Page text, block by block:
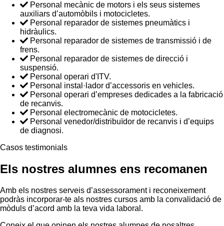
Personal mecànic de motors i els seus sistemes
auxiliars d’automòbils i motocicletes.
Personal reparador de sistemes pneumàtics i
hidràulics.
Personal reparador de sistemes de transmissió i de
frens.
Personal reparador de sistemes de direcció i
suspensió.
Personal operari d'ITV.
Personal instal·lador d’accessoris en vehicles.
Personal operari d’empreses dedicades a la fabricació
de recanvis.
Personal electromecànic de motocicletes.
Personal venedor/distribuïdor de recanvis i d’equips
de diagnosi.
Casos testimonials
Els nostres alumnes ens recomanen
Amb els nostres serveis d’assessorament i reconeixement
podràs incorporar-te als nostres cursos amb la convalidació de
mòduls d’acord amb la teva vida laboral.